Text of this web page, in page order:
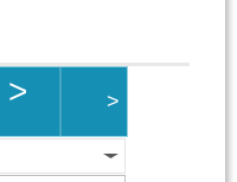
> >